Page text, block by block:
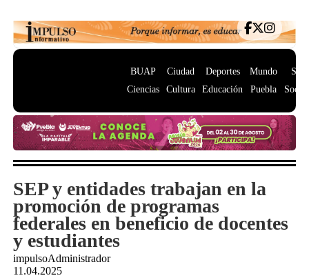
BUAP
Ciencias
Ciudad
Cultura
Deportes
Educación
Mundo
Puebla
SEP y entidades trabajan en la
promoción de programas
federales en beneficio de docentes
y estudiantes
impulsoAdministrador
11.04.2025